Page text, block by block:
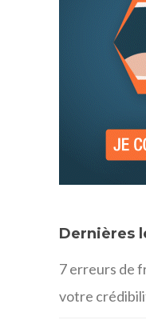
Dernières
7 erreurs de
votre